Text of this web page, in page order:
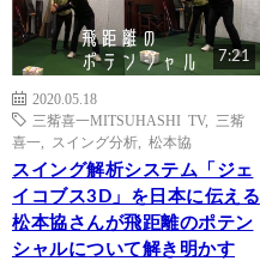
7:21
2020.05.18
三觜喜一MITSUHASHI TV, 三觜
喜一
スイング分析 松本協
スイング解析システム「ジェ
イコブス3D」を日本に伝える
松本協さんが飛距離のポテン
シャルについて解き明かす